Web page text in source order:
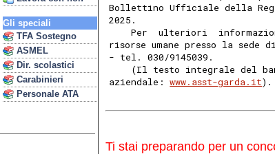
Gli speciali
TFA Sostegno
ASMEL
Dir. scolastici
Carabinieri
Personale ATA
Bollettino Ufficiale della
2025.
Per  ulteriori
risorse umane presso la sede
- tel. 030/9145039.
(Il testo integrale del
aziendale: www.asst-garda.it).
Ti stai preparando per un